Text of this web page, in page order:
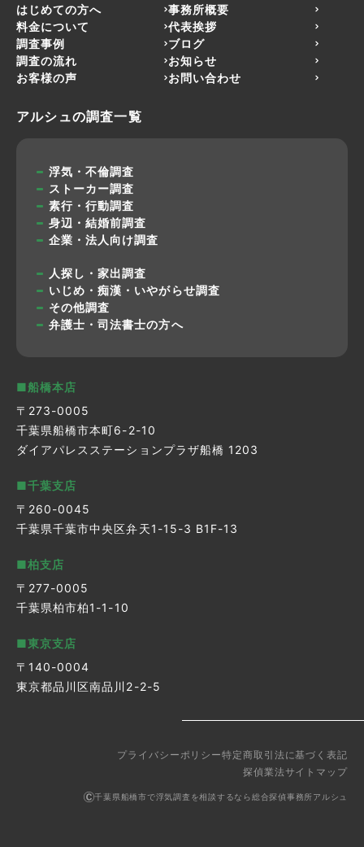
はじめての方へ
料金について
調査事例
調査の流れ
お客様の声
事務所概要
代表挨拶
ブログ
お知らせ
お問い合わせ
アルシュの調査一覧
浮気・不倫調査
ストーカー調査
素行・行動調査
身辺・結婚前調査
企業・法人向け調査
人探し・家出調査
いじめ・痴漢・いやがらせ調査
その他調査
弁護士・司法書士の方へ
■船橋本店
〒273-0005
千葉県船橋市本町6-2-10
ダイアパレスステーションプラザ船橋 1203
■千葉支店
〒260-0045
千葉県千葉市中央区弁天1-15-3 B1F-13
■柏支店
〒277-0005
千葉県柏市柏1-1-10
■東京支店
〒140-0004
東京都品川区南品川2-2-5
プライバシーポリシー特定商取引法に基づく表記
探偵業法サイトマップ
千葉県船橋市で浮気調査を相談するなら総合探偵事務所アルシュ